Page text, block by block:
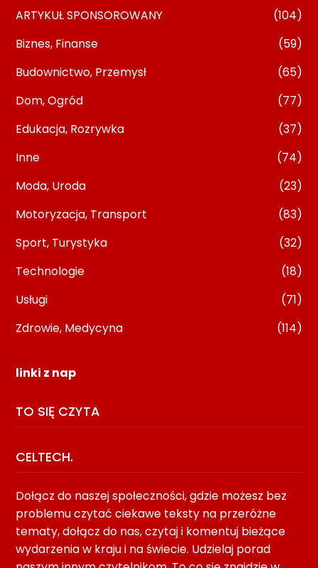
ARTYKUŁ SPONSOROWANY
(104)
Biznes, Finanse
(59)
Budownictwo, Przemysł
(65)
Dom, Ogród
(77)
Edukacja, Rozrywka
(37)
Inne
(74)
Moda, Uroda
(23)
Motoryzacja, Transport
(83)
Sport, Turystyka
(32)
Technologie
(18)
Usługi
(71)
Zdrowie, Medycyna
(114)
linki z nap
TO SIĘ CZYTA
CELTECH.
Dołącz do naszej społeczności, gdzie możesz bez
problemu czytać ciekawe teksty na przeróżne
tematy, dołącz do nas, czytaj i komentuj bieżące
wydarzenia w kraju i na świecie. Udzielaj porad